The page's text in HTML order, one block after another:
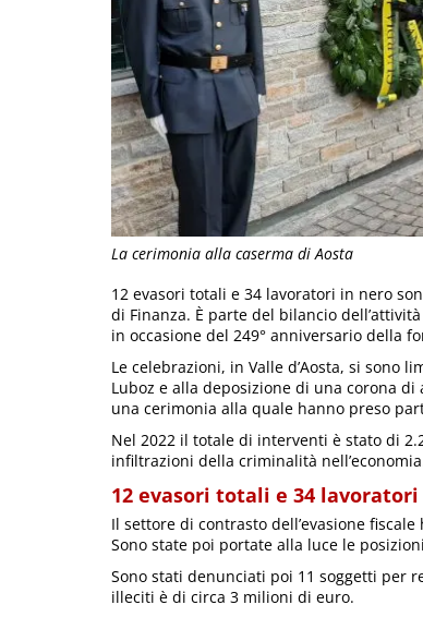
La cerimonia alla caserma di Aosta
12 evasori totali e 34 lavoratori in nero
di Finanza. È parte del bilancio
in occasione del 249° anniversario della
Le celebrazioni, in Valle d’Aosta, si sono
Luboz e alla deposizione di una corona
una cerimonia alla quale hanno preso
Nel 2022 il totale di interventi è stato di
infiltrazioni della criminalità
12 evasori totali e 34
Il settore di contrasto dell’evasione
Sono state poi portate alla luce le
Sono stati denunciati poi 11 soggetti per
illeciti è di circa 3 milioni di euro.